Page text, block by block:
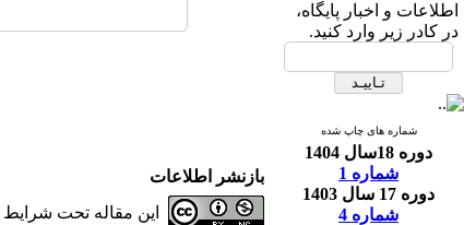
اطلاعات و اخبار پایگاه،
در کادر زیر وارد کنید.
شماره های چاپ شده
دوره 18سال 1404
شماره 1
دوره 17 سال 1403
شماره 4
بازنشر اطلاعات
این مقاله تحت شرایط